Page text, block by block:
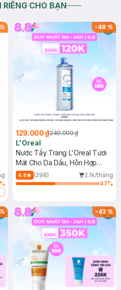
Spa & Clinic ạ!
RIÊNG CHO BẠN
% -48%
129.000 ₫249.000 ₫
L'Oreal
Nước Tẩy Trang L'Oreal Tươi
Mát Cho Da Dầu, Hỗn Hợp
400ml
4.8 (298)
2.1k/tháng
47%
-43%